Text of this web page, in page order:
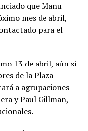
que Manu
mes de abril,
para el
13 de abril, aún si
de la Plaza
a agrupaciones
y Paul Gillman,